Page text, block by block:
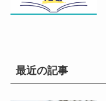
最近の記事